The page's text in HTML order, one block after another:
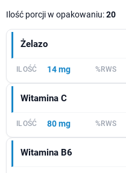
Ilość porcji w opakowaniu:20
Żelazo
14 mg
Witamina C
80 mg
Witamina B6